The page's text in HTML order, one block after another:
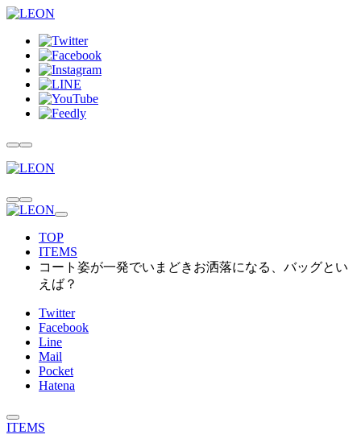
TOP
ITEMS
コート姿が一発でいまどきお洒落になる、バッグとい
えば？
Twitter
Facebook
Line
Mail
Pocket
Hatena
ITEMS